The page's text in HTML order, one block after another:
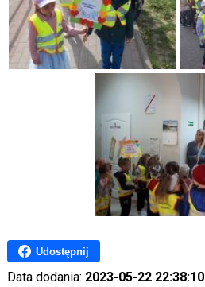
Udostępnij
Data dodania: 2023-05-22 22:38:10